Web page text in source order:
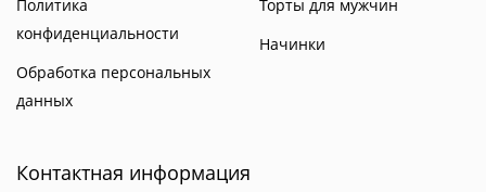
Политика
конфиденциальности
Обработка персональных
данных
Торты для мужчин
Начинки
Контактная информация